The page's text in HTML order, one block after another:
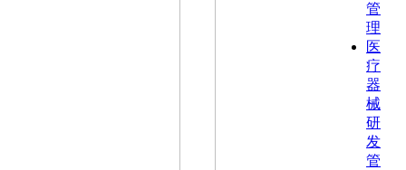
管
理
医
疗
器
械
研
发
管